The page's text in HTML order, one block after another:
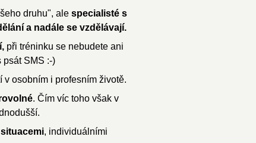
druhu", ale specialisté s
a nadále se vzdělávají.
při tréninku se nebudete ani
psát SMS :-)
v osobním i profesním životě.
. Čím víc toho však v
, individuálními